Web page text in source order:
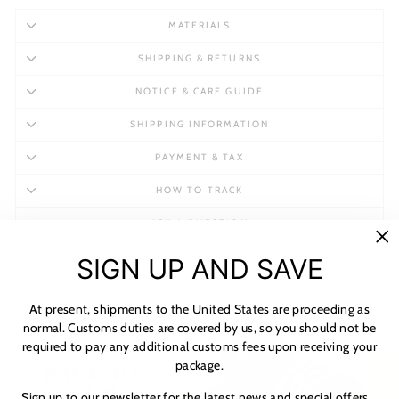
MATERIALS
SHIPPING & RETURNS
NOTICE & CARE GUIDE
SHIPPING INFORMATION
PAYMENT & TAX
HOW TO TRACK
ASK A QUESTION
SIGN UP AND SAVE
At present, shipments to the United States are proceeding as
normal. Customs duties are covered by us, so you should not be
required to pay any additional customs fees upon receiving your
package.